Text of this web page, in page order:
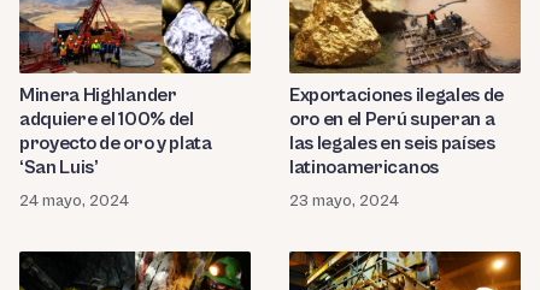
Minera Highlander
adquiere el 100% del
proyecto de oro y plata
‘San Luis’
24 mayo, 2024
Exportaciones ilegales de
oro en el Perú superan a
las legales en seis países
latinoamericanos
23 mayo, 2024